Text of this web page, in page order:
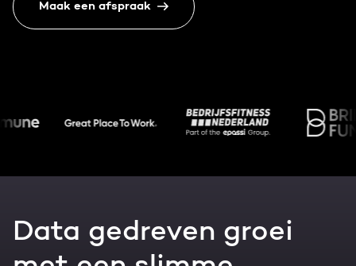
HubSpot websites
Maak een afspraak
Data gedreven groei